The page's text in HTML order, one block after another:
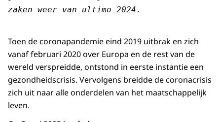
zaken weer van ultimo 2024.
Toen de coronapandemie eind 2019 uitbrak en zich
vanaf februari 2020 over Europa en de rest van de
wereld verspreidde, ontstond in eerste instantie een
gezondheidscrisis. Vervolgens breidde de coronacrisis
zich uit naar alle onderdelen van het maatschappelijk
leven.